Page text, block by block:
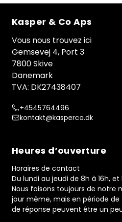
Kasper & Co Aps
Vous nous trouvez ici
Gemsevej 4, Port 3
7800 Skive
Danemark
TVA: DK27438407
+4545764496
kontakt@kasperco.dk
Heures d’ouverture
Horaires de contact
Du lundi au jeudi de 8h à 16h,
Nous faisons toujours de notre
jour même, mais en période
de réponse peuvent être un